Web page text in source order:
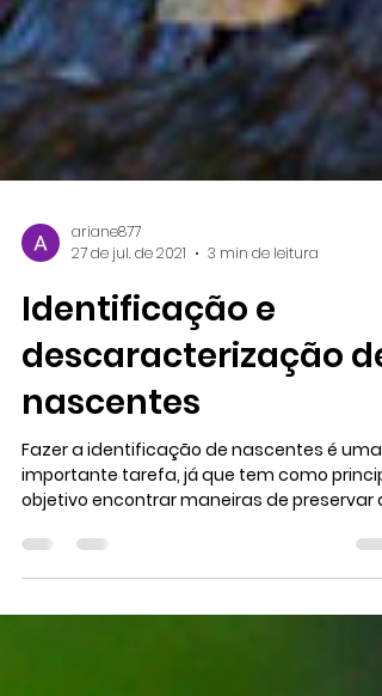
27 de jul. de 2021
3 min de leitura
Identificação e
descaracterização de
nascentes
Fazer a identificação de nascentes é uma
importante tarefa, já que tem como